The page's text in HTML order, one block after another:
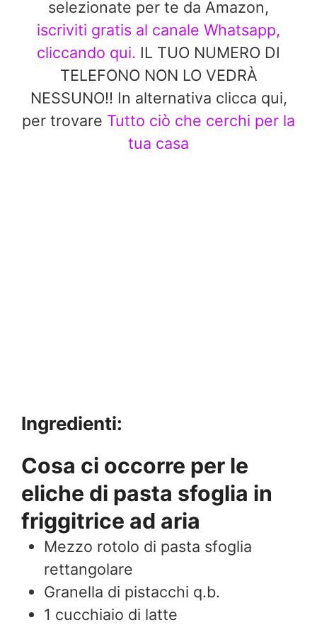
selezionate per te da Amazon,
iscriviti gratis al canale Whatsapp,
cliccando qui. IL TUO NUMERO DI
TELEFONO NON LO VEDRÀ
NESSUNO!! In alternativa clicca qui,
per trovare Tutto ciò che cerchi per la
tua casa
Ingredienti:
Cosa ci occorre per le
eliche di pasta sfoglia in
friggitrice ad aria
Mezzo rotolo di pasta sfoglia
rettangolare
Granella di pistacchi q.b.
1 cucchiaio di latte